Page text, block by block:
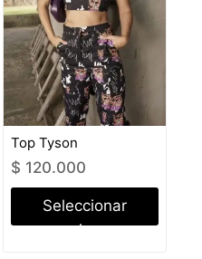
Top Tyson
$ 120.000
Seleccionar
opciones